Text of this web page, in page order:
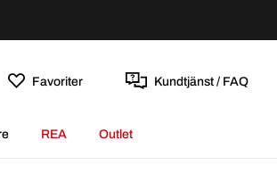
Favoriter Kundtjänst / FAQ
REA Outlet